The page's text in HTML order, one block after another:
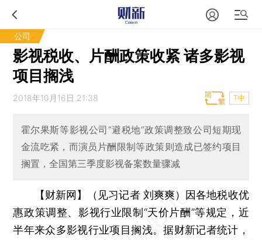
公司
影视税收、片酬政策收紧 诸多影视
项目搁浅
2018年10月16日 21:38 T中
霍尔果斯等影视公司“避税地”政策调整致公司短期现
金流吃紧，而演员片酬限制等政策则造成已签约项目
搁置，全国第三季度影视备案数量骤减
【财新网】（见习记者 刘爽爽）
因各地税收优
惠政策调整、影视行业限制“天价片酬”等规定，近
半年来众多影视行业项目搁浅。据财新记者统计，